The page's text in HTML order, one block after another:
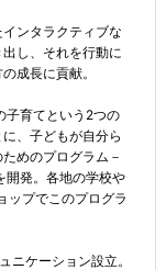
ンタラクティブな
し、それを行動に
成長に貢献。
子育てという2つの
、子どもが自分ら
めのプログラム－
開発。各地の学校や
ップでこのプログラ
ニケーション設立。